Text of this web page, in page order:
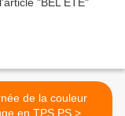
de la couleur
rouge en TPS PS >